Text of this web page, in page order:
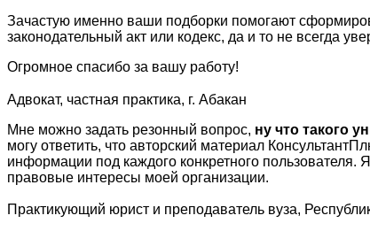
Зачастую именно ваши подборки помогают
законодательный акт или кодекс, да и то не всегда
Огромное спасибо за вашу работу!
Адвокат, частная практика, г. Абакан
Мне можно задать резонный вопрос, ну что такого
могу ответить, что авторский материал
информации под каждого конкретного
правовые интересы моей организации.
Практикующий юрист и преподаватель вуза,